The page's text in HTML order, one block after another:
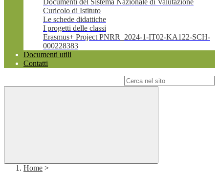
Documenti del Sistema Nazionale di Valutazione
Curicolo di Istituto
Le schede didattiche
I progetti delle classi
Erasmus+ Project PNRR_2024-1-IT02-KA122-SCH-
000228383
Documenti utili
Contatti
Home >